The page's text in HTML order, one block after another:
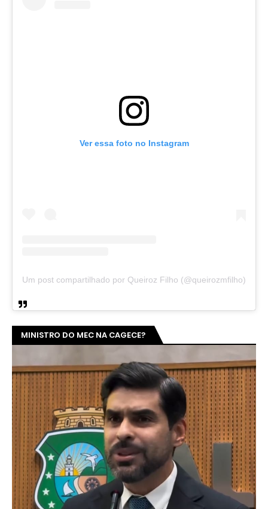
Ver essa foto no Instagram
Um post compartilhado por Queiroz Filho (@queirozmfilho)
MINISTRO DO MEC NA CAGECE?